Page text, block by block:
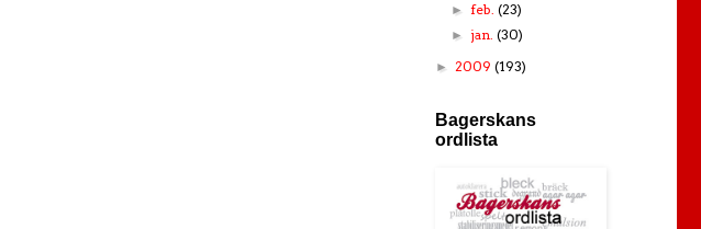
►feb.(23)
► jan.(30)
► 2009 (193)
Bagerskans
ordlista